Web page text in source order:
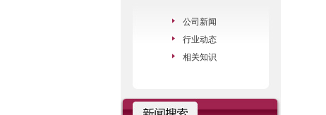
公司新闻
行业动态
相关知识